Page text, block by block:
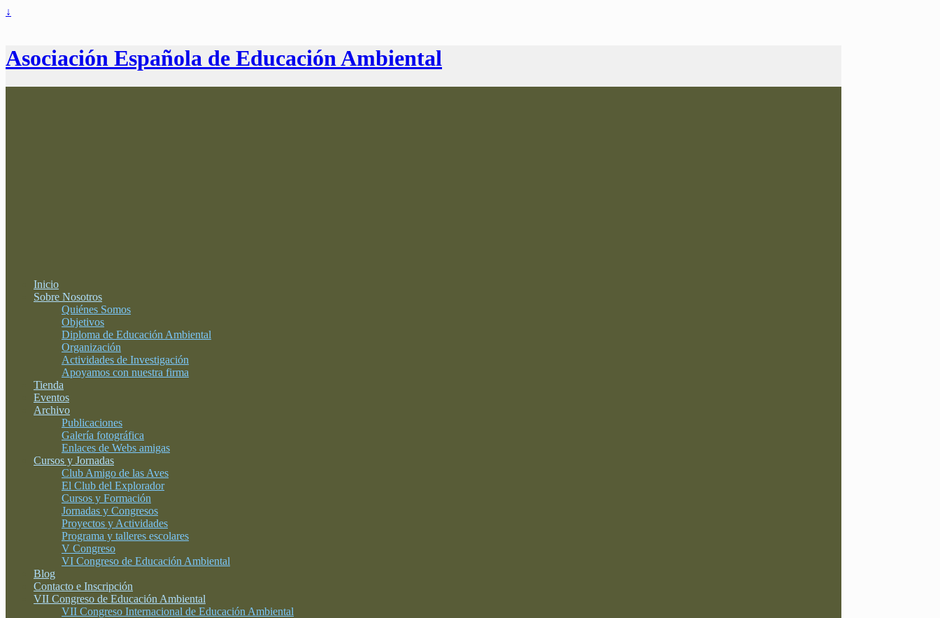
↓
Asociación Española de Educación Ambiental
Inicio
Sobre Nosotros
Quiénes Somos
Objetivos
Diploma de Educación Ambiental
Organización
Actividades de Investigación
Apoyamos con nuestra firma
Tienda
Eventos
Archivo
Publicaciones
Galería fotográfica
Enlaces de Webs amigas
Cursos y Jornadas
Club Amigo de las Aves
El Club del Explorador
Cursos y Formación
Jornadas y Congresos
Proyectos y Actividades
Programa y talleres escolares
V Congreso
VI Congreso de Educación Ambiental
Blog
Contacto e Inscripción
VII Congreso de Educación Ambiental
VII Congreso Internacional de Educación Ambiental